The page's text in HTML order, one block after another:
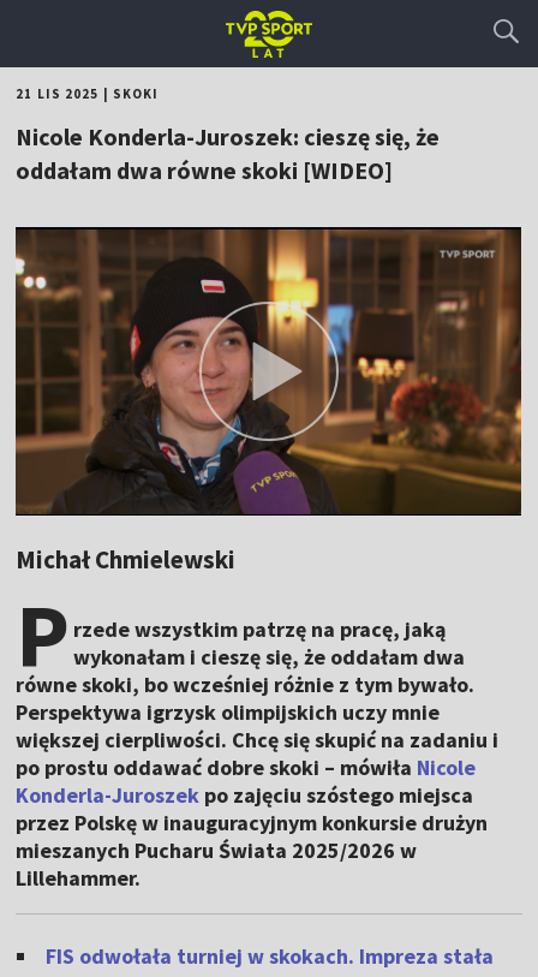
21 LIS 2025 SKOKI
Nicole Konderla-Juroszek: cieszę się, że
oddałam dwa równe skoki [WIDEO]
Michał Chmielewski
P rzede wszystkim patrzę na pracę, jaką
wykonałam i cieszę się, że oddałam dwa
równe skoki, bo wcześniej różnie z tym bywało.
Perspektywa igrzysk olimpijskich uczy mnie
większej cierpliwości. Chcę się skupić na zadaniu i
po prostu oddawać dobre skoki – mówiła Nicole
Konderla-Juroszek po zajęciu szóstego miejsca
przez Polskę w inauguracyjnym konkursie drużyn
mieszanych Pucharu Świata 2025/2026 w
Lillehammer.
FIS odwołała turniej w skokach. Impreza stała